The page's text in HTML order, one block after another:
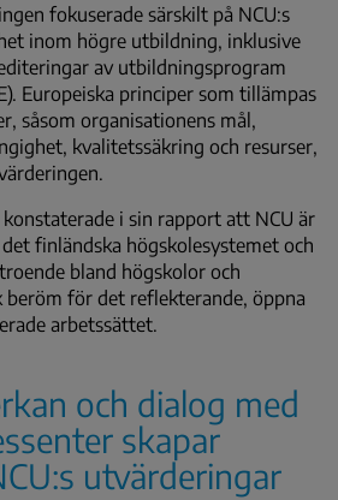
fokuserade särskilt på NCU:s
inom högre utbildning, inklusive
av utbildningsprogram
Europeiska principer som tillämpas
såsom organisationens mål,
kvalitetssäkring och resurser,
i sin rapport att NCU är
finländska högskolesystemet och
bland högskolor och
beröm för det reflekterande, öppna
arbetssättet.
och dialog med
skapar
utvärderingar